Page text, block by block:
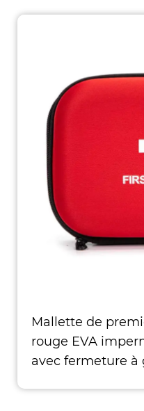
Mallette de
rouge EVA
avec fermeture à